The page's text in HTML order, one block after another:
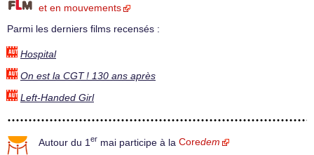
et en mouvements
Parmi les derniers films recensés :
Hospital
On est la CGT ! 130 ans après
Left-Handed Girl
Autour du 1 er mai participe à la Coredem